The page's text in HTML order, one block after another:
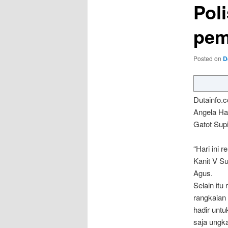
Posted on
Angela
Gatot
“Hari ini
Kanit V
Selain itu
hadir
saja